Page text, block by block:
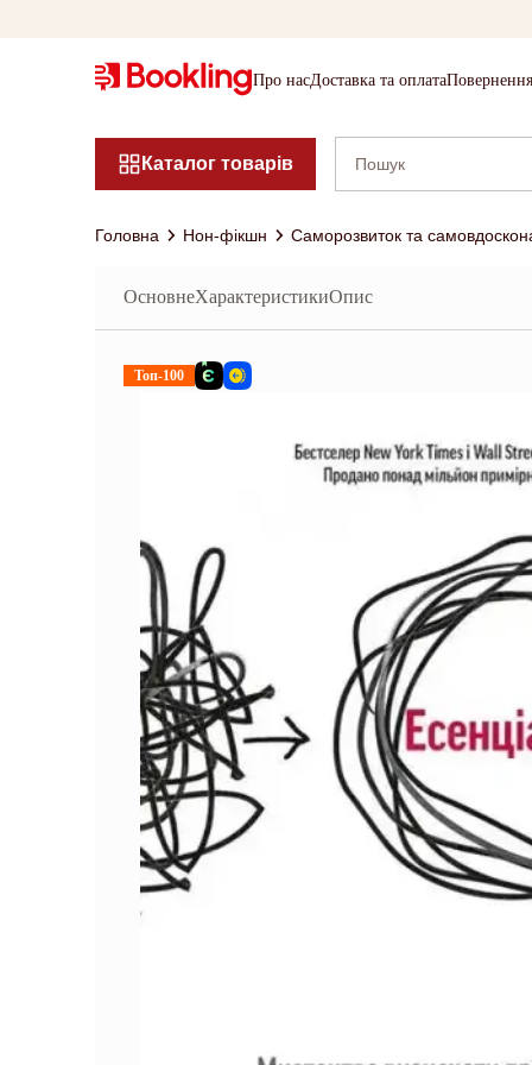
Про насДоставка та оплата
Каталог товарів
Головна Нон-фікшн Саморозвиток та
ОсновнеХарактеристикиОпис
Топ-100